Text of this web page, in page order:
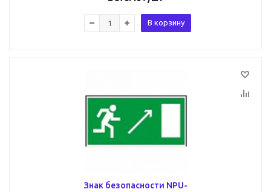
В корзину
Знак безопасности NPU-